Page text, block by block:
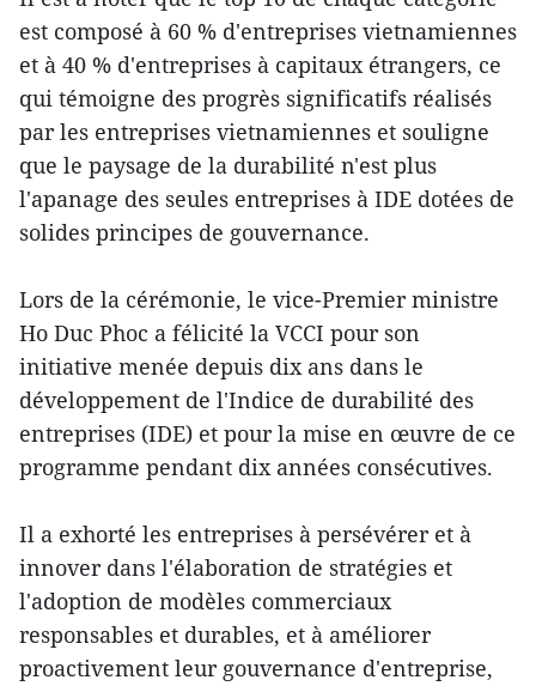
est composé à 60 % d'entreprises vietnamiennes
et à 40 % d'entreprises à capitaux étrangers, ce
qui témoigne des progrès significatifs réalisés
par les entreprises vietnamiennes et souligne
que le paysage de la durabilité n'est plus
l'apanage des seules entreprises à IDE dotées de
solides principes de gouvernance.
Lors de la cérémonie, le vice-Premier ministre
Ho Duc Phoc a félicité la VCCI pour son
initiative menée depuis dix ans dans le
développement de l'Indice de durabilité des
entreprises (IDE) et pour la mise en œuvre de ce
programme pendant dix années consécutives.
Il a exhorté les entreprises à persévérer et à
innover dans l'élaboration de stratégies et
l'adoption de modèles commerciaux
responsables et durables, et à améliorer
proactivement leur gouvernance d'entreprise,